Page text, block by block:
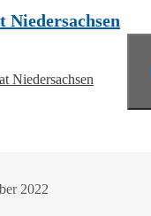
2022